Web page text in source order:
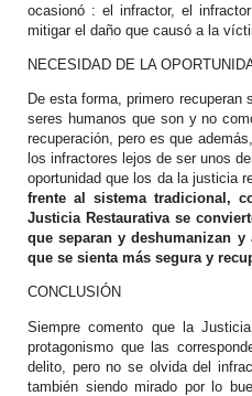
ocasionó : el infractor, el
mitigar el daño que causó a la
NECESIDAD DE LA
De esta forma, primero
seres humanos que son y no
recuperación, pero es que
los infractores lejos de ser unos
oportunidad que los da la justicia
frente al sistema tradicional,
Justicia Restaurativa se
que separan y deshumanizan
que se sienta más segura y
CONCLUSIÓN
Siempre comento que la
protagonismo que las
delito, pero no se olvida del
también siendo mirado por lo